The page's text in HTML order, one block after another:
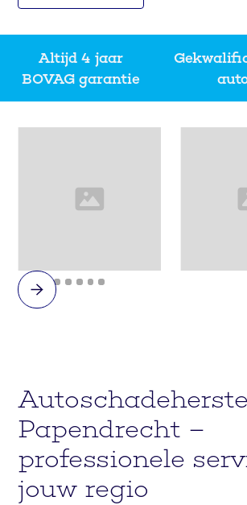
Altijd 4 jaar
BOVAG garantie
Slide 2 of 8.
Papendrecht –
professionele
jouw regio